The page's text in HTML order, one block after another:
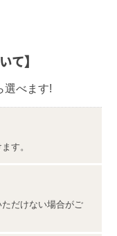
いいたします。
試験範囲が異な
で学習する必要が
て】
選べます!
す。
だけない場合がご